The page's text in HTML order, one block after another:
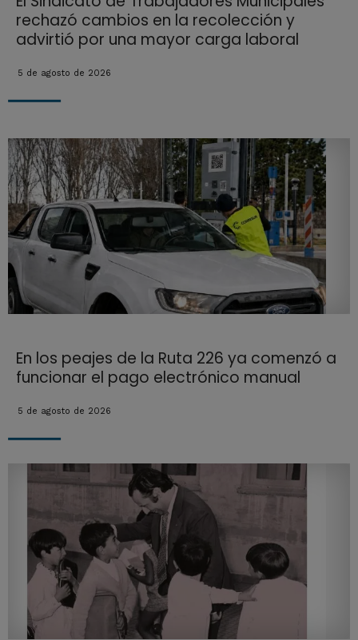
rechazó cambios en la recolección y
advirtió por una mayor carga laboral
5 de agosto de 2026
En los peajes de la Ruta 226 ya comenzó a
funcionar el pago electrónico manual
5 de agosto de 2026